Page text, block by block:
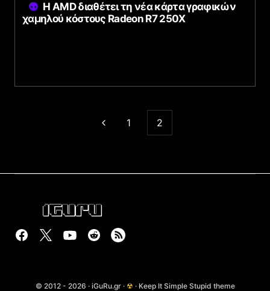
Η AMD διαθέτει τη νέα κάρτα γραφικών
χαμηλού κόστους Radeon R7 250X
1 2
© 2012 - 2026 · iGuRu.gr · ☢ · Keep It Simple Stupid theme